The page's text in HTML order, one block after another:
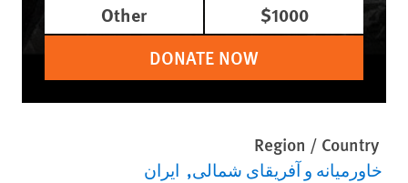
$1000
Other
DONATE NOW
Region / Country
خاورمیانه و آفریقای شمالی ایران